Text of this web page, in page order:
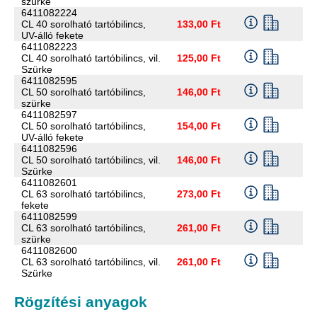
6411082224
CL 40 sorolható tartóbilincs,
UV-álló fekete
133,00 Ft
6411082223
CL 40 sorolható tartóbilincs, vil.
Szürke
125,00 Ft
6411082595
CL 50 sorolható tartóbilincs,
szürke
146,00 Ft
6411082597
CL 50 sorolható tartóbilincs,
UV-álló fekete
154,00 Ft
6411082596
CL 50 sorolható tartóbilincs, vil.
Szürke
146,00 Ft
6411082601
CL 63 sorolható tartóbilincs,
fekete
273,00 Ft
6411082599
CL 63 sorolható tartóbilincs,
szürke
261,00 Ft
6411082600
CL 63 sorolható tartóbilincs, vil.
Szürke
261,00 Ft
Rögzítési anyagok